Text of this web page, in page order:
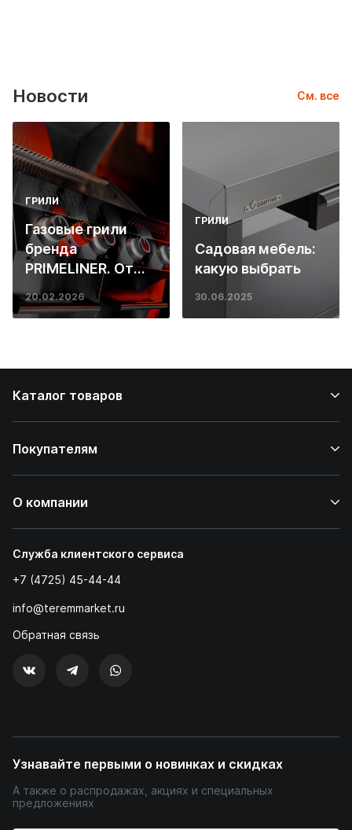
Новости См. все
ГРИЛИ
Газовые грили
бренда
PRIMELINER. От
основ инженерии
до ресторанных
20.02.2026
ГРИЛИ
Садовая мебель:
какую выбрать
30.06.2025
Каталог товаров
Покупателям
О компании
Служба клиентского сервиса
+7 (4725) 45-44-44
info@teremmarket.ru
Обратная связь
Узнавайте первыми о новинках и скидках
А также о распродажах, акциях и специальных
предложениях